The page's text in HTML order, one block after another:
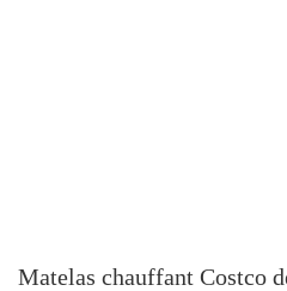
Matelas chauffant Costco